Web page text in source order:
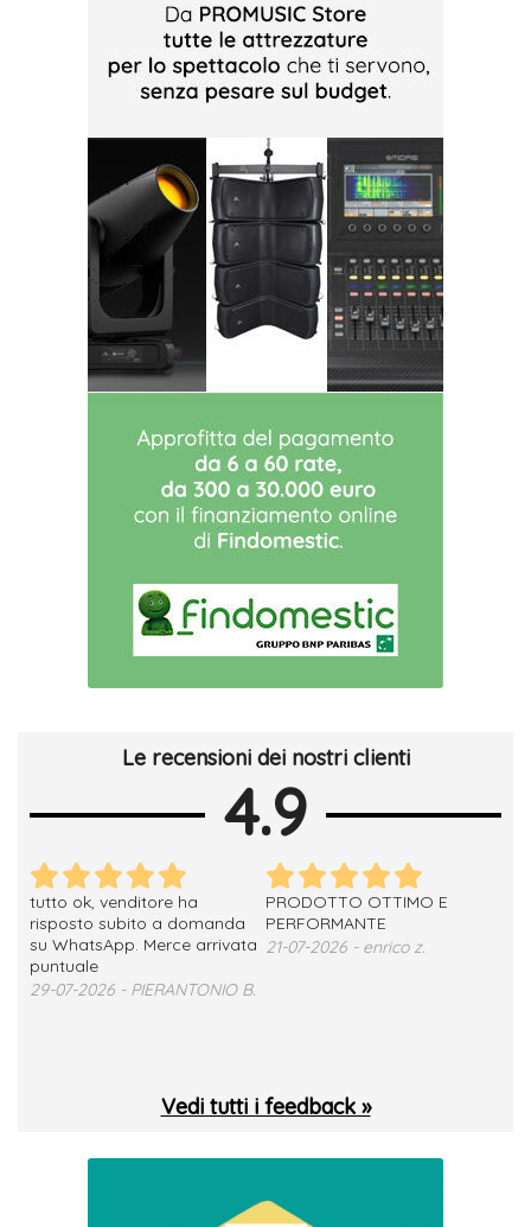
Le recensioni dei nostri clienti
4.9
tutto ok, venditore ha
risposto subito a domanda
su WhatsApp. Merce arrivata
puntuale
29-07-2026 - PIERANTONIO B.
PRODOTTO OTTIMO E
PERFORMANTE
21-07-2026 - enrico z.
Vedi tutti i feedback »